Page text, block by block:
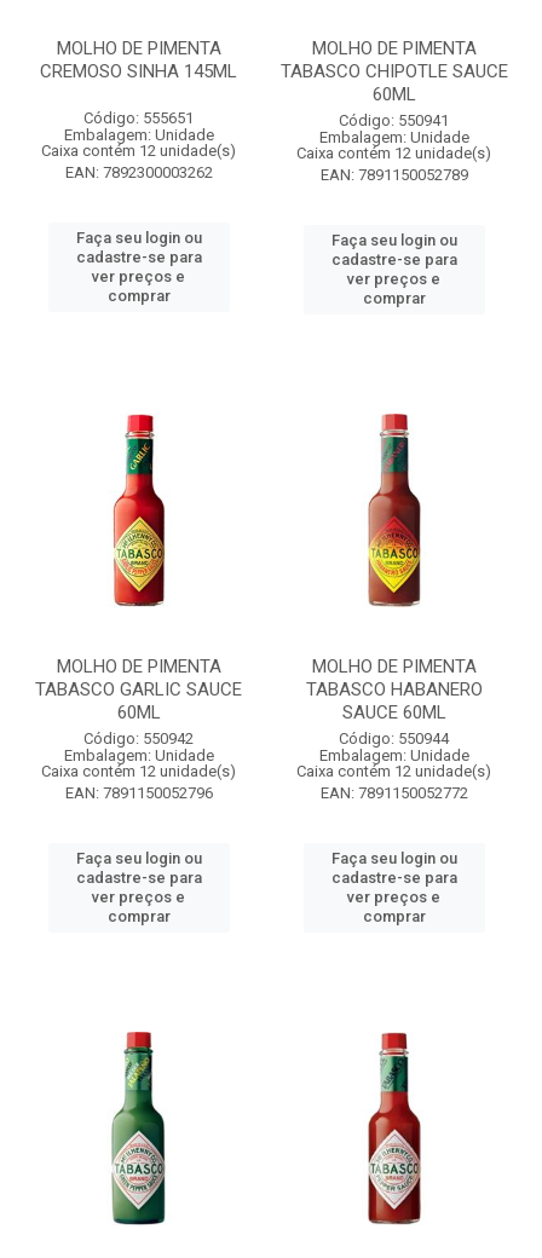
MOLHO DE PIMENTA
CREMOSO SINHA 145ML
Código: 555651
Embalagem: Unidade
Caixa contém 12 unidade(s)
EAN: 7892300003262
Faça seu login ou
cadastre-se para
ver preços e
comprar
MOLHO DE PIMENTA
TABASCO CHIPOTLE SAUCE
60ML
Código: 550941
Embalagem: Unidade
Caixa contém 12 unidade(s)
EAN: 7891150052789
Faça seu login ou
cadastre-se para
ver preços e
comprar
MOLHO DE PIMENTA
TABASCO GARLIC SAUCE
60ML
Código: 550942
Embalagem: Unidade
Caixa contém 12 unidade(s)
EAN: 7891150052796
Faça seu login ou
cadastre-se para
ver preços e
comprar
MOLHO DE PIMENTA
TABASCO HABANERO
SAUCE 60ML
Código: 550944
Embalagem: Unidade
Caixa contém 12 unidade(s)
EAN: 7891150052772
Faça seu login ou
cadastre-se para
ver preços e
comprar